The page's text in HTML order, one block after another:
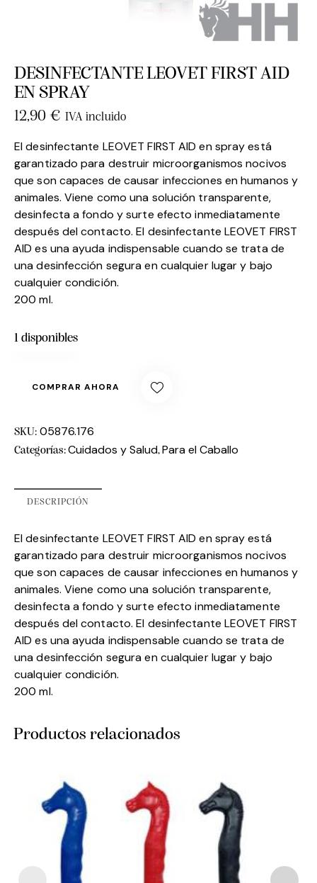
DESINFECTANTE LEOVET FIRST AID
EN SPRAY
12,90 € IVA incluido
El desinfectante LEOVET FIRST AID en spray está
garantizado para destruir microorganismos nocivos
que son capaces de causar infecciones en humanos y
animales. Viene como una solución transparente,
desinfecta a fondo y surte efecto inmediatamente
después del contacto. El desinfectante LEOVET FIRST
AID es una ayuda indispensable cuando se trata de
una desinfección segura en cualquier lugar y bajo
cualquier condición.
200 ml.
1 disponibles
COMPRAR AHORA
SKU: 05876.176
Categorías:Cuidados y Salud, Para el Caballo
DESCRIPCIÓN
El desinfectante LEOVET FIRST AID en spray está
garantizado para destruir microorganismos nocivos
que son capaces de causar infecciones en humanos y
animales. Viene como una solución transparente,
desinfecta a fondo y surte efecto inmediatamente
después del contacto. El desinfectante LEOVET FIRST
AID es una ayuda indispensable cuando se trata de
una desinfección segura en cualquier lugar y bajo
cualquier condición.
200 ml.
Productos relacionados